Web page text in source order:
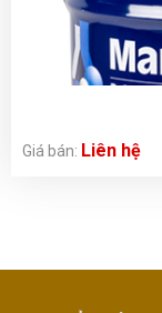
Giá bán: Liên hệ